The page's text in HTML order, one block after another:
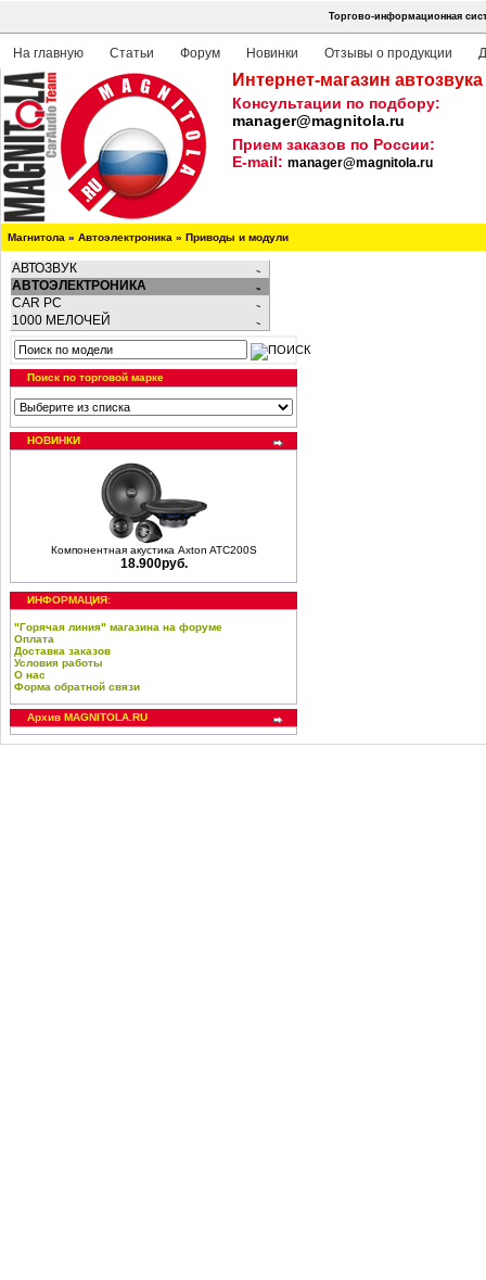
Торгово-информационная
На главную Статьи Форум Новинки Отзывы о продукции
Интернет-магазин
Консультации по подбору:
manager@magnitola.ru
Прием заказов по России:
E-mail: manager@magnitola.ru
Магнитола » Автоэлектроника » Приводы и модули
АВТОЗВУК
АВТОЭЛЕКТРОНИКА
CAR PC
1000 МЕЛОЧЕЙ
Поиск по торговой марке
НОВИНКИ
Компонентная акустика Axton ATC200S
18.900руб.
ИНФОРМАЦИЯ:
"Горячая линия" магазина на форуме
Оплата
Доставка заказов
Условия работы
О нас
Форма обратной связи
Архив MAGNITOLA.RU